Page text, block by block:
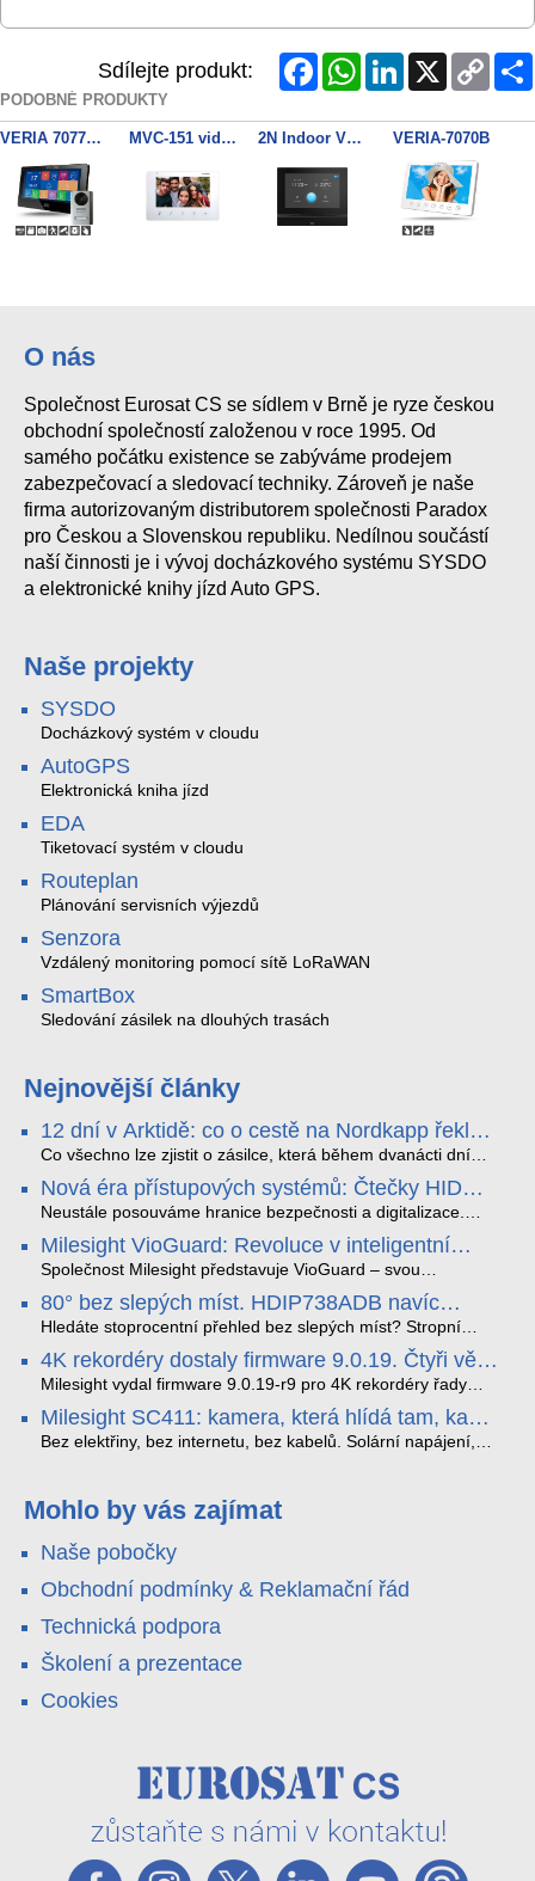
Sdílejte produkt: FacebookWhatsAppLinkedInX
Copy
Link
PODOBNÉ PRODUKTY
VERIA 7077C černý + VERIA 229 MVC-151 videotelefon 2N Indoor View, černá VERIA-7070B
O nás
Společnost Eurosat CS se sídlem v Brně je ryze českou
obchodní společností založenou v roce 1995. Od
samého počátku existence se zabýváme prodejem
zabezpečovací a sledovací techniky. Zároveň je naše
firma autorizovaným distributorem společnosti Paradox
pro Českou a Slovenskou republiku. Nedílnou součástí
naší činnosti je i vývoj docházkového systému SYSDO
a elektronické knihy jízd Auto GPS.
Naše projekty
SYSDO
Docházkový systém v cloudu
AutoGPS
Elektronická kniha jízd
EDA
Tiketovací systém v cloudu
Routeplan
Plánování servisních výjezdů
Senzora
Vzdálený monitoring pomocí sítě LoRaWAN
SmartBox
Sledování zásilek na dlouhých trasách
Nejnovější články
12 dní v Arktidě: co o cestě na Nordkapp řekla
data ze SMARTBOX 2 MAX
Co všechno lze zjistit o zásilce, která během dvanácti dní
projede Arktidou? SMARTBOX 2 MAX jsme vzali na trasu z
Tromsø přes Lofoty, Kirunu a finské Laponsko až na
Nordkapp. Bez jediného dobití, v mrazu až −13 °C a mimo
otřesy i náklon. Výsledkem není jen čára na mapě, ale
podrobný datový příběh celé cesty.
Nová éra přístupových systémů: Čtečky HID
Signo
Neustále posouváme hranice bezpečnosti a digitalizace.
v oblasti kontroly přístupu – moderní a vysoce univerzální
čtečky HID Signo.
Milesight VioGuard: Revoluce v inteligentní
detekci dopravních přestupků
Společnost Milesight představuje VioGuard – svou
dopravních přestupků. Tento systém, poháněný
sofistikovanými algoritmy umělé inteligence (AI), je navržen
tak, aby poskytoval komplexní nástroje pro vymáhání
dopravních předpisů, zvyšoval bezpečnost na silnicích a
optimalizoval plynulost dopravy v moderních městech.
80° bez slepých míst. HDIP738ADB navíc
streamuje na YouTube – bez PC.
Hledáte stoprocentní přehled bez slepých míst? Stropní
panoramatická kamera HDIP738ADB skládá obraz ze dvou
4MP senzorů SONY do jednoho čistého 180° záběru bez
zkreslení. K tomu přidává AI detekci osob a vozidel,
YouTube – bez běžícího počítače.
4K rekordéry dostaly firmware 9.0.19. Čtyři věci,
které musíte vědět.
Milesight vydal firmware 9.0.19-r9 pro 4K rekordéry řady
které vám zjednoduší práci – a jedna z nich vám ušetří
spoustu zbytečných výjezdů k zákazníkům.
Milesight SC411: kamera, která hlídá tam, kam
kabel nedosáhne
Bez elektřiny, bez internetu, bez kabelů. Solární napájení,
váš telefon. Podívejte se na video.
Mohlo by vás zajímat
Naše pobočky
Obchodní podmínky & Reklamační řád
Technická podpora
Školení a prezentace
Cookies